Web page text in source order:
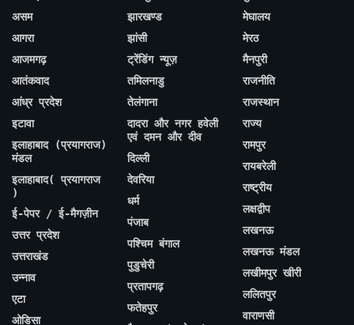
असम
आगरा
आजमगढ़
आतंकवाद
आंध्र प्रदेश
इटावा
इलाहाबाद (प्रयागराज)
मंडल
इलाहाबाद( प्रयागराज
)
ई-पेपर / ई-मैगज़ीन
उत्तर प्रदेश
उत्तराखंड
उन्नाव
एटा
ओडिसा
झारखण्ड
झांसी
ट्रेंडिंग न्यूज़
तमिलनाडु
तेलंगाना
दादरा और नगर हवेली
एवं दमन और दीव
दिल्ली
देवरिया
धर्म
पंजाब
पश्चिम बंगाल
पुडुचेरी
प्रतापगढ़
फतेहपुर
मेघालय
मेरठ
मैनपुरी
राजनीति
राजस्थान
राज्य
रामपुर
रायबरेली
राष्ट्रीय
लक्षद्वीप
लखनऊ
लखनऊ मंडल
लखीमपुर खीरी
ललितपुर
वाराणसी